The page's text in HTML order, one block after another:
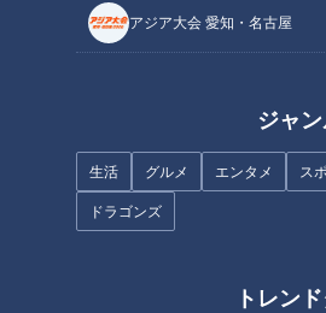
アジア大会 愛知・名古屋
ジャ
生活 グルメ エンタメ ス
ドラゴンズ
トレン
「仕事も子育ても諦めない」ア
タル不調”とキャリア問題――企
る？